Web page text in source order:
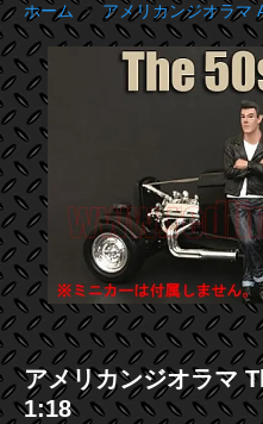
ホーム>アメリカンジオラマ
アメリカンジオラマ
1:18